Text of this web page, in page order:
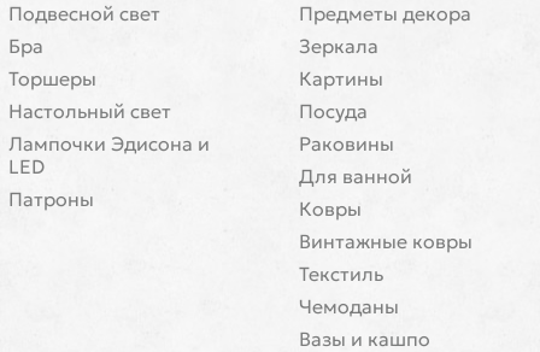
Подвесной свет
Бра
Торшеры
Настольный свет
Лампочки Эдисона и
LED
Патроны
Предметы декора
Зеркала
Картины
Посуда
Раковины
Для ванной
Ковры
Винтажные ковры
Текстиль
Чемоданы
Вазы и кашпо